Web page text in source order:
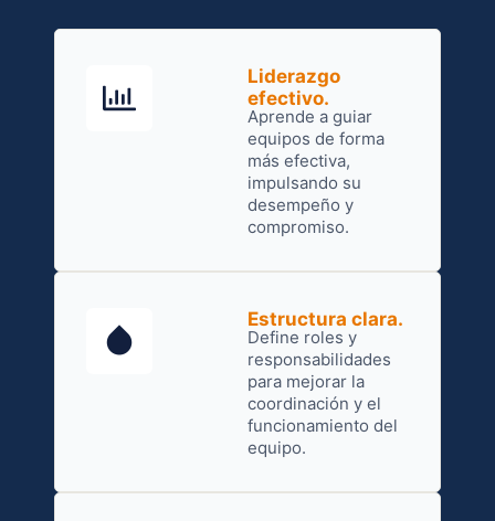
Liderazgo
efectivo.
Aprende a guiar
equipos de forma
más efectiva,
impulsando su
desempeño y
compromiso.
Estructura clara.
Define roles y
responsabilidades
para mejorar la
coordinación y el
funcionamiento del
equipo.